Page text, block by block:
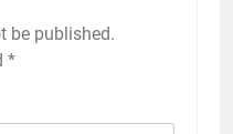
be published.
*